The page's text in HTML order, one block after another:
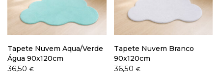
Tapete Nuvem Aqua/Verde
Água 90x120cm
36,50 €
Tapete Nuvem Branco
90x120cm
36,50 €